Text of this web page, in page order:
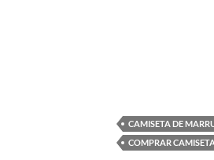
CAMISETA DE
COMPRAR